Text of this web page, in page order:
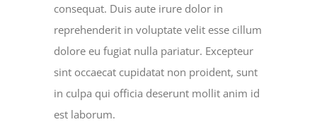
consequat. Duis aute irure dolor in
reprehenderit in voluptate velit esse cillum
dolore eu fugiat nulla pariatur. Excepteur
sint occaecat cupidatat non proident, sunt
in culpa qui officia deserunt mollit anim id
est laborum.